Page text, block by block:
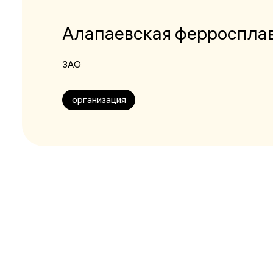
Алапаевская
ЗАО
организация